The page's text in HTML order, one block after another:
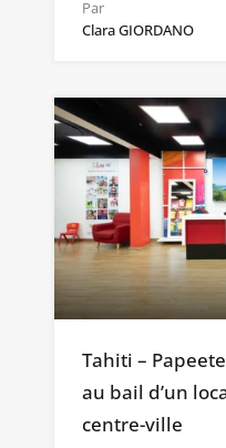
Par
Clara GIORDANO
Tahiti –
au bail d’un
centre-ville